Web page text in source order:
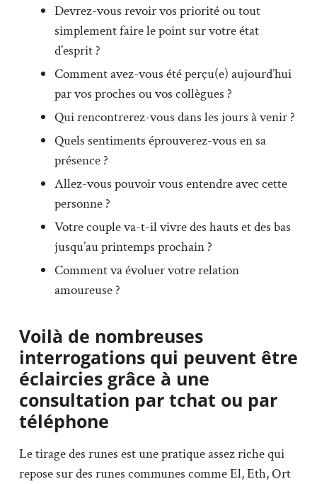
Devrez-vous revoir vos priorité ou tout
simplement faire le point sur votre état
d’esprit ?
Comment avez-vous été perçu(e) aujourd’hui
par vos proches ou vos collègues ?
Qui rencontrerez-vous dans les jours à venir ?
Quels sentiments éprouverez-vous en sa
présence ?
Allez-vous pouvoir vous entendre avec cette
personne ?
Votre couple va-t-il vivre des hauts et des bas
jusqu’au printemps prochain ?
Comment va évoluer votre relation
amoureuse ?
Voilà de nombreuses
interrogations qui peuvent être
éclaircies grâce à une
consultation par tchat ou par
téléphone
Le tirage des runes est une pratique assez riche qui
repose sur des runes communes comme El, Eth, Ort